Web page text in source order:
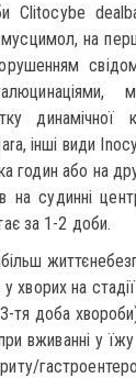
Clitocybe
на
динамічної
інші види
годин або на
на судинні
за 1-2 доби.
на
доба
вживанні у